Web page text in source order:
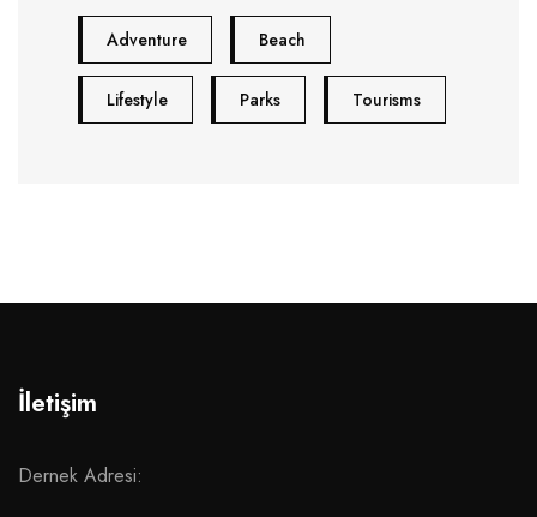
Adventure Beach
Lifestyle Parks Tourisms
İletişim
Dernek Adresi: